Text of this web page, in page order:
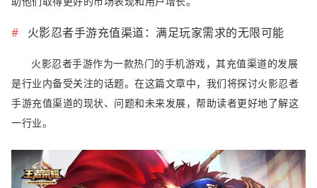
火影忍者手游充值渠道：满足玩家需求的无限可能
火影忍者手游作为一款热门的手机游戏，其充值渠道的发展
是行业内备受关注的话题。在这篇文章中，我们将探讨火影忍者
手游充值渠道的现状、问题和未来发展，帮助读者更好地了解这
一行业。